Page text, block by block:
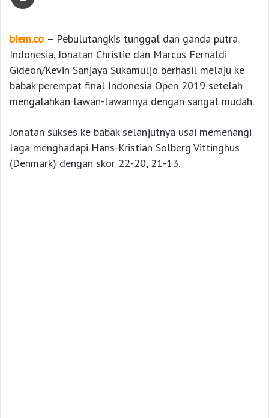
biem.co – Pebulutangkis tunggal dan ganda putra
Indonesia, Jonatan Christie dan Marcus Fernaldi
Gideon/Kevin Sanjaya Sukamuljo berhasil melaju ke
babak perempat final Indonesia Open 2019 setelah
mengalahkan lawan-lawannya dengan sangat mudah.
Jonatan sukses ke babak selanjutnya usai memenangi
laga menghadapi Hans-Kristian Solberg Vittinghus
(Denmark) dengan skor 22-20, 21-13.